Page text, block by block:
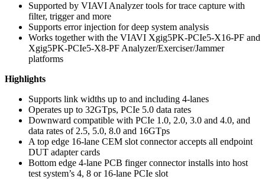
Supported by VIAVI Analyzer tools for trace capture with
filter, trigger and more
Supports error injection for deep system analysis
Works together with the VIAVI Xgig5PK-PCIe5-X16-PF and
Xgig5PK-PCIe5-X8-PF Analyzer/Exerciser/Jammer
platforms
Highlights
Supports link widths up to and including 4-lanes
Operates up to 32GTps, PCIe 5.0 data rates
Downward compatible with PCIe 1.0, 2.0, 3.0 and 4.0, and
data rates of 2.5, 5.0, 8.0 and 16GTps
A top edge 16-lane CEM slot connector accepts all endpoint
DUT adapter cards
Bottom edge 4-lane PCB finger connector installs into host
test system’s 4, 8 or 16-lane PCIe slot